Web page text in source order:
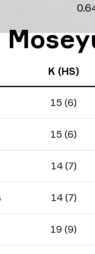
K (HS)
15 (6)
15 (6)
14 (7)
14 (7)
19 (9)